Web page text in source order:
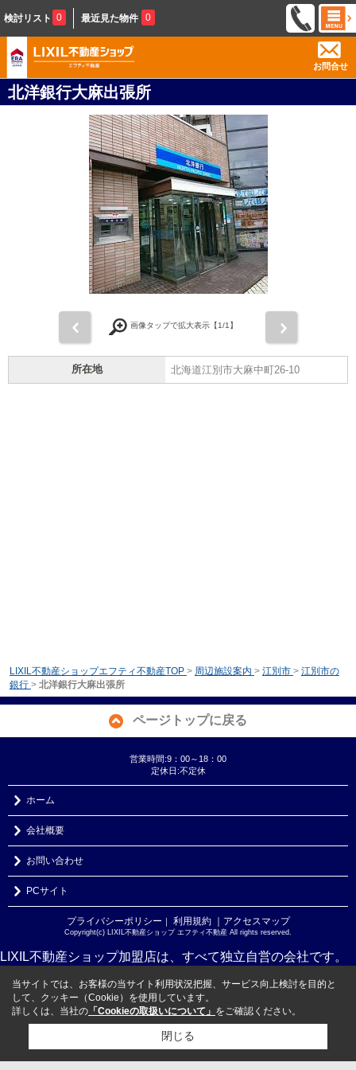
検討リスト 0 最近見た物件 0
お問合せ
北洋銀行大麻出張所
画像タップで拡大表示【1/1】
所在地 北海道江別市大麻中町26-10
LIXIL不動産ショップエフティ不動産TOP > 周辺施設案内 > 江別市 > 江別市の
銀行 > 北洋銀行大麻出張所
ページトップに戻る
営業時間:9：00～18：00
定休日:不定休
ホーム
会社概要
お問い合わせ
PCサイト
プライバシーポリシー ｜ 利用規約 ｜アクセスマップ
Copyright(c) LIXIL不動産ショップ エフティ不動産 All rights reserved.
LIXIL不動産ショップ加盟店は、すべて独立自営の会社です。
当サイトでは、お客様の当サイト利用状況把握、サービス向上検討を目的と
して、クッキー（Cookie）を使用しています。
詳しくは、当社の 「Cookieの取扱いについて」 をご確認ください。
閉じる